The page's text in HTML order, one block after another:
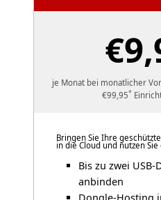
je Monat bei monatlicher
€99,95*
Bringen Sie Ihre
in die Cloud und nutzen
Bis zu zwei
anbinden
Dongle-Hosting